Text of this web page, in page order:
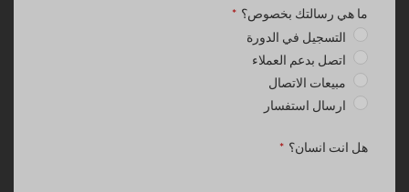
Business
Email
ما هي رسالتك بخصوص؟ *
التسجيل في الدورة
اتصل بدعم العملاء
مبيعات الاتصال
ارسال استفسار
هل انت انسان؟ *